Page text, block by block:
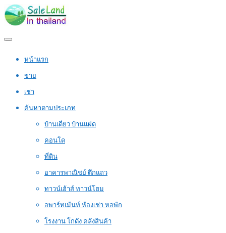
หน้าแรก
ขาย
เช่า
ค้นหาตามประเภท
บ้านเดี่ยว บ้านแฝด
คอนโด
ที่ดิน
อาคารพาณิชย์ ตึกแถว
ทาวน์เฮ้าส์ ทาวน์โฮม
อพาร์ทเม้นท์ ห้องเช่า หอพัก
โรงงาน โกดัง คลังสินค้า